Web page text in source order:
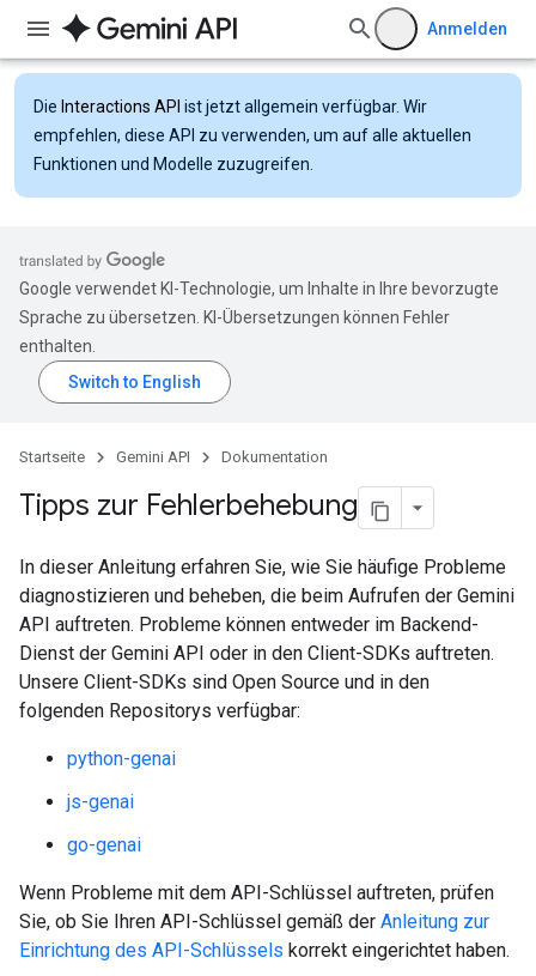
Anmelden
Die Interactions API ist jetzt allgemein verfügbar. Wir
empfehlen, diese API zu verwenden, um auf alle aktuellen
Funktionen und Modelle zuzugreifen.
Google verwendet KI-Technologie, um Inhalte in Ihre bevorzugte
Sprache zu übersetzen. KI-Übersetzungen können Fehler
enthalten.
Startseite Gemini API Dokumentation
Tipps zur Fehlerbehebung
In dieser Anleitung erfahren Sie, wie Sie häufige Probleme
diagnostizieren und beheben, die beim Aufrufen der Gemini
API auftreten. Probleme können entweder im Backend-
Dienst der Gemini API oder in den Client-SDKs auftreten.
Unsere Client-SDKs sind Open Source und in den
folgenden Repositorys verfügbar:
python-genai
js-genai
go-genai
Wenn Probleme mit dem API-Schlüssel auftreten, prüfen
Sie, ob Sie Ihren API-Schlüssel gemäß der Anleitung zur
Einrichtung des API-Schlüssels korrekt eingerichtet haben.